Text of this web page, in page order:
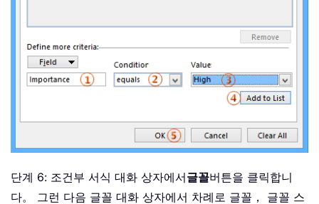
단계 6: 조건부 서식 대화 상자에서글꼴버튼을 클릭합니
다。 그런 다음 글꼴 대화 상자에서 차례로 글꼴， 글꼴 스